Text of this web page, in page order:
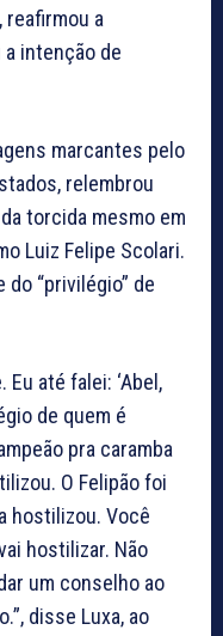
reafirmou a
intenção de
marcantes pelo
relembrou
torcida mesmo em
Luiz Felipe Scolari.
“privilégio” de
até falei: ‘Abel,
de quem é
pra caramba
O Felipão foi
hostilizou. Você
hostilizar. Não
um conselho ao
disse Luxa, ao